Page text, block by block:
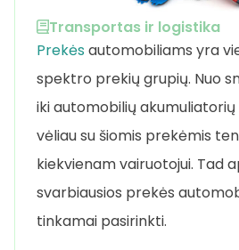
Transportas ir logistika
Prekės automobiliams yra
spektro prekių grupių. Nuo
iki automobilių
vėliau su šiomis prekėmis
kiekvienam vairuotojui. Tad
svarbiausios prekės
tinkamai pasirinkti.